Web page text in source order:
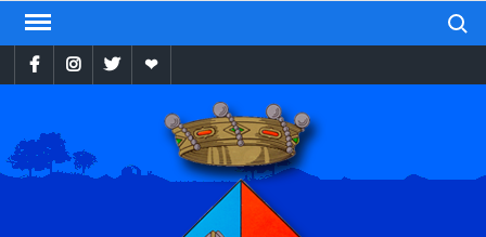
Skip
contentFacebookInstragram
TwitterEbando